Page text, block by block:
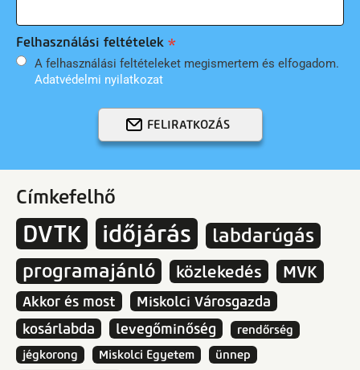
Felhasználási feltételek
A felhasználási feltételeket megismertem és elfogadom.
Adatvédelmi nyilatkozat
FELIRATKOZÁS
Címkefelhő
DVTK időjárás
labdarúgás
programajánló
közlekedés MVK
Akkor és most
Miskolci Városgazda
kosárlabda
levegőminőség
rendőrség
jégkorong
Miskolci Egyetem
ünnep